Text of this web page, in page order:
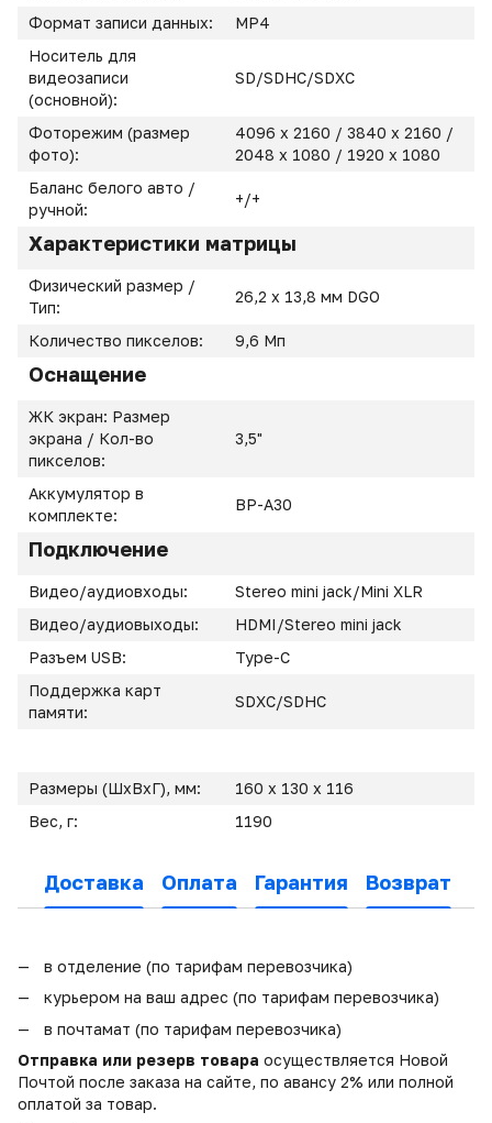
Формат записи данных:
MP4
Носитель для
видеозаписи
(основной):
SD/SDHC/SDXC
Фоторежим (размер
фото):
4096 x 2160 / 3840 x 2160 /
2048 x 1080 / 1920 x 1080
Баланс белого авто /
ручной:
+/+
Характеристики матрицы
Физический размер /
Тип:
26,2 x 13,8 мм DGO
Количество пикселов: 9,6 Мп
Оснащение
ЖК экран: Размер
экрана / Кол-во
пикселов:
3,5"
Аккумулятор в
комплекте:
BP-A30
Подключение
Видео/аудиовходы:
Stereo mini jack/Mini XLR
Видео/аудиовыходы:
HDMI/Stereo mini jack
Разъем USB:
Type-C
Поддержка карт
памяти:
SDXC/SDHC
Размеры (ШxВxГ), мм:
160 x 130 x 116
Вес, г:
1190
Доставка Оплата Гарантия Возврат
в отделение (по тарифам перевозчика)
курьером на ваш адрес (по тарифам перевозчика)
в почтамат (по тарифам перевозчика)
Отправка или резерв товара осуществляется Новой
Почтой после заказа на сайте, по авансу 2% или полной
оплатой за товар.